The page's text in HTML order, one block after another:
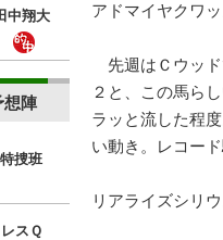
アドマイヤクワ
先週はＣウッド
２と、この馬ら
ラッと流した程
い動き。レコー
リアライズシリ
中翔大
想陣
特捜班
レスＱ